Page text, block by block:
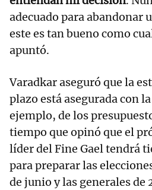
adecuado para abandonar
este es tan bueno como
apuntó.
Varadkar aseguró que la
plazo está asegurada con
ejemplo, de los
tiempo que opinó que el
líder del Fine Gael tendrá
para preparar las
de junio y las generales de